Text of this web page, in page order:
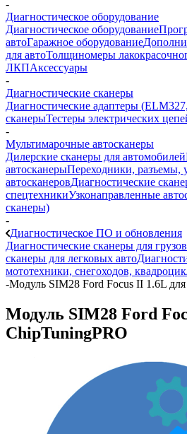
-
Диагностическое оборудование
Диагностическое оборудование
автоГаражное оборудование
для автоТолщиномеры
ЛКПАксессуары
-
Диагностические сканеры
Диагностические адаптеры
сканерыТестеры электрических
-
Мультимарочные автосканеры
Дилерские сканеры для автомобилей
автосканерыПереходники, разъемы,
автосканеровДиагностические
спецтехникиУзконаправленные
сканеры)
-
Диагностическое ПО и обновления
Диагностические сканеры для
сканеры для легковых авто
мототехники, снегоходов,
-Модуль SIM28 Ford Focus II 1.6L
Модуль SIM28 Ford
ChipTuningPRO